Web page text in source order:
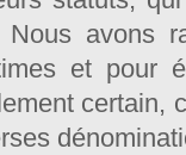
Nous avons
et pour
certain,